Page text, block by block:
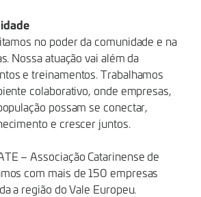
no poder da comunidade e na
Nossa atuação vai além da
e treinamentos. Trabalhamos
colaborativo, onde empresas,
possam se conectar,
e crescer juntos.
– Associação Catarinense de
com mais de 150 empresas
a região do Vale Europeu.